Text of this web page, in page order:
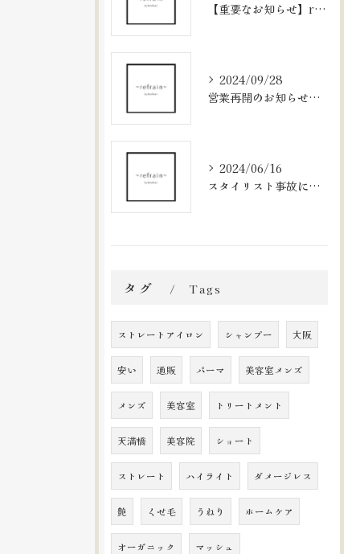
【重要なお知らせ】refrainの予約システムについて
2024/09/28
営業再開のお知らせと新メニューのご案内
2024/06/16
スタイリスト事故に関するお知らせとお詫び
タグ Tags
ストレートアイロン シャンプー 大阪
安い 通販 パーマ 美容室メンズ
メンズ 美容室 トリートメント
天満橋 美容院 ショート
ストレート ハイライト ダメージレス
艶 くせ毛 うねり ホームケア
オーガニック マッシュ